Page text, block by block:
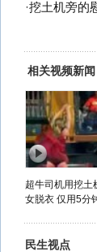
·挖土机旁的
相关视频新闻
超牛司机用挖土
女脱衣 仅用5分
民生视点